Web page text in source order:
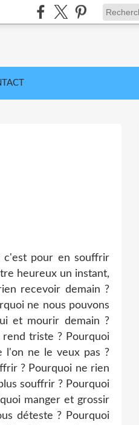
pour en souffrir
heureux un instant,
recevoir demain ?
ne nous pouvons
et mourir demain ?
triste ? Pourquoi
l'on ne le veux pas ?
? Pourquoi ne rien
souffrir ? Pourquoi
manger et grossir
déteste ? Pourquoi